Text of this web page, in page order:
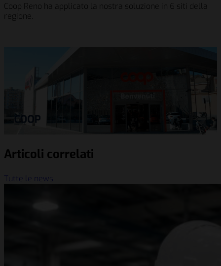
Coop Reno ha applicato la nostra soluzione in 6 siti della
regione.
Articoli correlati
Tutte le news